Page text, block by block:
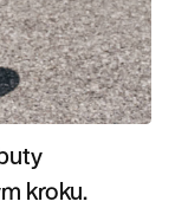
kroku.